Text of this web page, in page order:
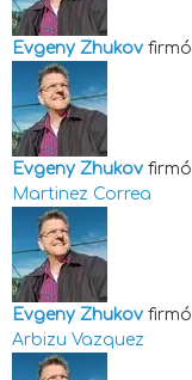
Evgeny Zhukov
Evgeny Zhukov
Martinez Correa
Evgeny Zhukov
Arbizu Vazquez